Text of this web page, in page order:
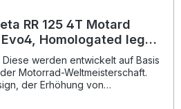
RR 125 4T Motard
Homologated legal
removable db
Diese werden entwickelt auf Basis
Motorrad-Weltmeisterschaft.
der Erhöhung von